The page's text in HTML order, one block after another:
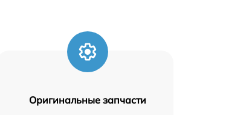
Оригинальные запчасти